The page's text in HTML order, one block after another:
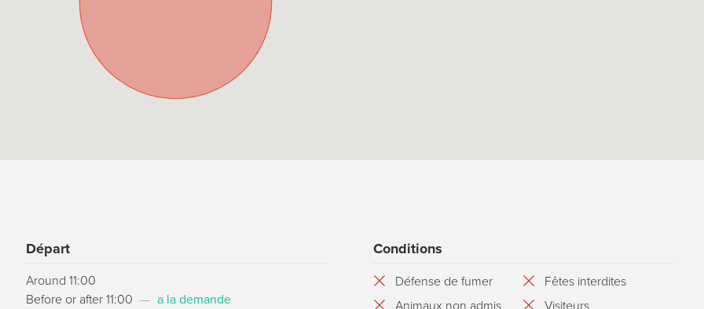
Départ
Around 11:00
Before or after 11:00 — a la demande
Conditions
Défense de fumer
Fêtes interdites
Animaux non admis
Visiteurs